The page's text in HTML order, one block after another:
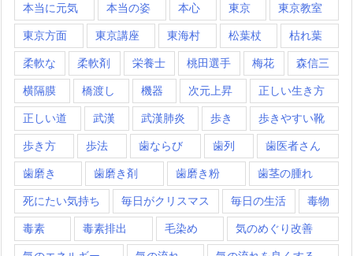
本当に元気 本当の姿 本心 東京 東京教室
東京方面 東京講座 東海村 松葉杖 枯れ葉
柔軟な 柔軟剤 栄養士 桃田選手 梅花 森信三
横隔膜 橋渡し 機器 次元上昇 正しい生き方
正しい道 武漢 武漢肺炎 歩き 歩きやすい靴
歩き方 歩法 歯ならび 歯列 歯医者さん
歯磨き 歯磨き剤 歯磨き粉 歯茎の腫れ
死にたい気持ち 毎日がクリスマス 毎日の生活 毒物
毒素 毒素排出 毛染め 気のめぐり改善